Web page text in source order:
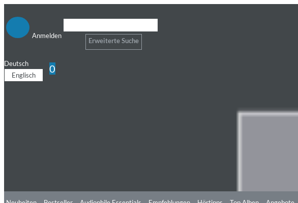
Anmelden
Erweiterte Suche
Deutsch
Englisch
0